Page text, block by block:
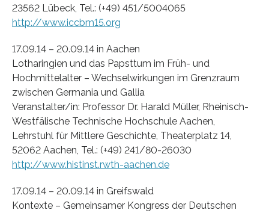
23562 Lübeck, Tel.: (+49) 451/5004065
http://www.iccbm15.org
17.09.14 – 20.09.14 in Aachen
Lotharingien und das Papsttum im Früh- und
Hochmittelalter – Wechselwirkungen im Grenzraum
zwischen Germania und Gallia
Veranstalter/in: Professor Dr. Harald Müller, Rheinisch-
Westfälische Technische Hochschule Aachen,
Lehrstuhl für Mittlere Geschichte, Theaterplatz 14,
52062 Aachen, Tel.: (+49) 241/80-26030
http://www.histinst.rwth-aachen.de
17.09.14 – 20.09.14 in Greifswald
Kontexte – Gemeinsamer Kongress der Deutschen